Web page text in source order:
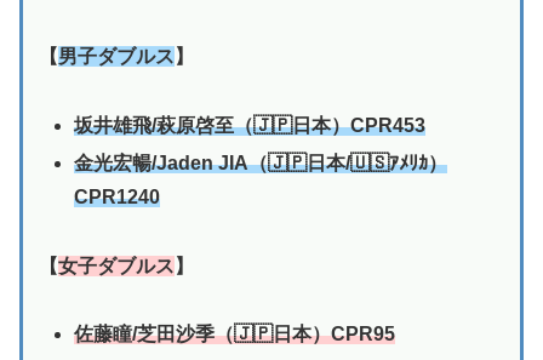
【男子ダブルス 】
坂井雄飛/萩原啓至（🇯🇵日本）CPR453
金光宏暢/Jaden JIA（🇯🇵日本/🇺🇸ｱﾒﾘｶ）
CPR1240
【女子ダブルス 】
佐藤瞳/芝田沙季（🇯🇵日本）CPR95